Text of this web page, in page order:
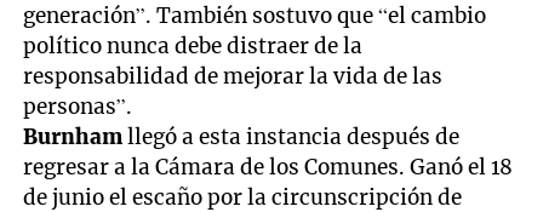
generación”. También sostuvo que “el cambio
político nunca debe distraer de la
responsabilidad de mejorar la vida de las
personas”.
Burnhamllegó a esta instancia después de
regresar a la Cámara de los Comunes. Ganó el 18
de junio el escaño por la circunscripción de